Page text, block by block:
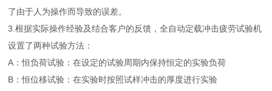
了由于人为操作而导致的误差。
3.根据实际操作经验及结合客户的反馈，全自动定载冲击疲劳试验机
设置了两种试验方法：
A：恒负荷试验：在设定的试验周期内保持恒定的实验负荷
B：恒位移试验：在实验时按照试样冲击的厚度进行实验